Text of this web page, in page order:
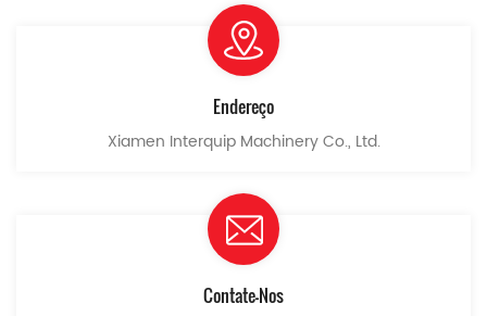
Endereço
Xiamen Interquip Machinery Co., Ltd.
Contate-Nos